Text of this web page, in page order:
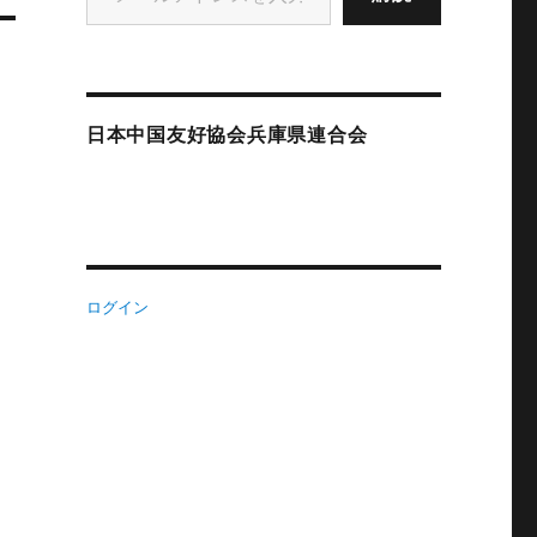
日本中国友好協会兵庫県連合会
ログイン